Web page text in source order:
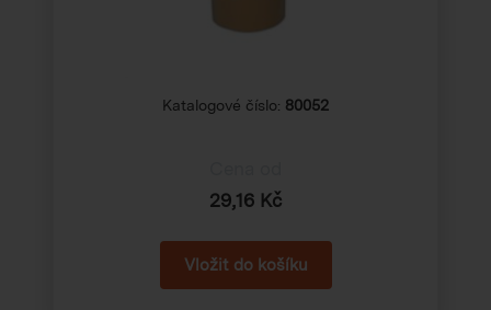
Katalogové číslo: 80052
29,16 Kč